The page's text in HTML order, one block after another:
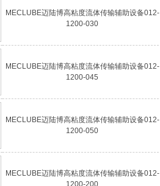
MECLUBE迈陆博高粘度流体传输辅助设备012-
1200-030
MECLUBE迈陆博高粘度流体传输辅助设备012-
1200-045
MECLUBE迈陆博高粘度流体传输辅助设备012-
1200-050
MECLUBE迈陆博高粘度流体传输辅助设备012-
1200-200